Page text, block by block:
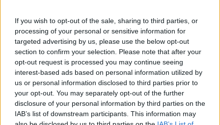
If you wish to opt-out of the sale, sharing to third parties, or
processing of your personal or sensitive information for
targeted advertising by us, please use the below opt-out
section to confirm your selection. Please note that after your
opt-out request is processed you may continue seeing
interest-based ads based on personal information utilized by
us or personal information disclosed to third parties prior to
your opt-out. You may separately opt-out of the further
disclosure of your personal information by third parties on the
IAB’s list of downstream participants. This information may
BEACH VOLLEY 12/08/2016
Το «10 το καλό» του North Area παίχθηκε στην
Επανωμή (fot-vid)
"Κάθε χρόνο και καλύτερο" το τουρνουά Beach Volley North
Area Circuit, καθώς το πέσιμο της αυλαίας της 10ης χρονιάς
βρήκε βρήκε την περασμένη Κυριακή στην Επανωμή τους
Νoah/Ευγενίδη και Κοτέογλου/Βελίκοβα αγκαλιασμένους